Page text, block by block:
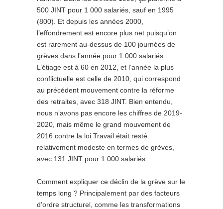
500 JINT pour 1 000 salariés, sauf en 1995
(800). Et depuis les années 2000,
l’effondrement est encore plus net puisqu’on
est rarement au-dessus de 100 journées de
grèves dans l’année pour 1 000 salariés.
L’étiage est à 60 en 2012, et l’année la plus
conflictuelle est celle de 2010, qui correspond
au précédent mouvement contre la réforme
des retraites, avec 318 JINT. Bien entendu,
nous n’avons pas encore les chiffres de 2019-
2020, mais même le grand mouvement de
2016 contre la loi Travail était resté
relativement modeste en termes de grèves,
avec 131 JINT pour 1 000 salariés.
Comment expliquer ce déclin de la grève sur le
temps long ? Principalement par des facteurs
d’ordre structurel, comme les transformations